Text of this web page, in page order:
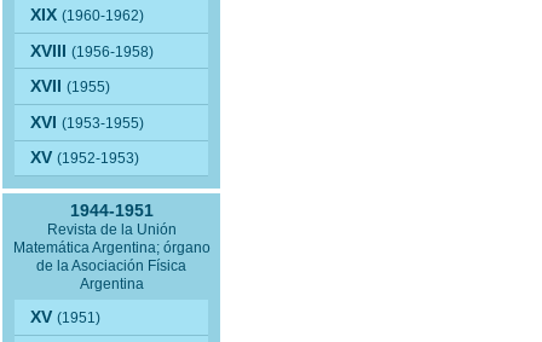
XIX(1960-1962)
XVIII(1956-1958)
XVII(1955)
XVI(1953-1955)
XV(1952-1953)
1944-1951
Revista de la Unión
Matemática Argentina; órgano
de la Asociación Física
Argentina
XV(1951)